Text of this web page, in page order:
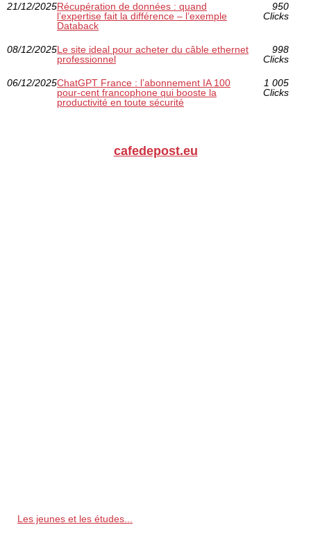
21/12/2025Récupération de données : quand
l’expertise fait la différence – l’exemple
Databack
950
Clicks
08/12/2025Le site ideal pour acheter du câble ethernet
professionnel
998
Clicks
06/12/2025ChatGPT France : l’abonnement IA 100
pour-cent francophone qui booste la
productivité en toute sécurité
1 005
Clicks
cafedepost.eu
Les jeunes et les études...